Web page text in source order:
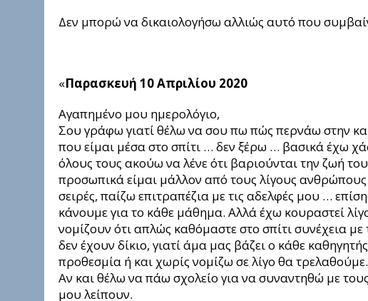
Δεν μπορώ να δικαιολογήσω αλλιώς αυτό που
«Παρασκευή 10 Απριλίου 2020
Αγαπημένο μου ημερολόγιο,
Σου γράφω γιατί θέλω να σου πω πώς περνάω στην
που είμαι μέσα στο σπίτι … δεν ξέρω … βασικά έχω
όλους τους ακούω να λένε ότι βαριούνται την ζωή
προσωπικά είμαι μάλλον από τους λίγους
σειρές, παίζω επιτραπέζια με τις αδελφές μου …
κάνουμε για το κάθε μάθημα. Αλλά έχω κουραστεί λίγο
νομίζουν ότι απλώς καθόμαστε στο σπίτι συνέχεια με
δεν έχουν δίκιο, γιατί άμα μας βάζει ο κάθε
προθεσμία ή και χωρίς νομίζω σε λίγο θα
Αν και θέλω να πάω σχολείο για να συναντηθώ με
μου λείπουν.